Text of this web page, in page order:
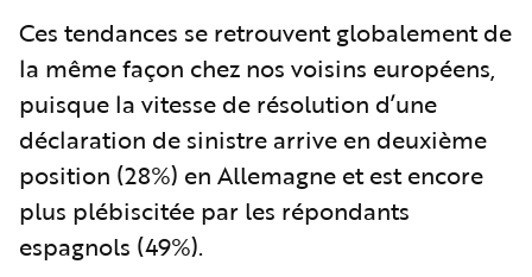
Ces tendances se retrouvent globalement de
la même façon chez nos voisins européens,
puisque la vitesse de résolution d’une
déclaration de sinistre arrive en deuxième
position (28%) en Allemagne et est encore
plus plébiscitée par les répondants
espagnols (49%).